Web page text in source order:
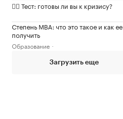
✍🏻 Тест: готовы ли вы к кризису?
Степень MBA: что это такое и как ее
получить
Образование
Загрузить еще